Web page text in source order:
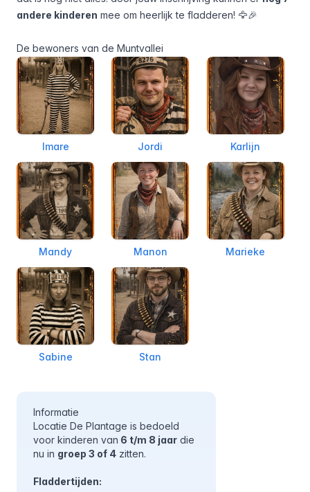
andere kinderen mee om heerlijk te fladderen! 🦅🎉
De bewoners van de Muntvallei
Imare Jordi Karlijn
Mandy Manon Marieke
Sabine Stan
Informatie
Locatie De Plantage is bedoeld
voor kinderen van 6 t/m 8 jaar die
nu in groep 3 of 4 zitten.
Fladdertijden: